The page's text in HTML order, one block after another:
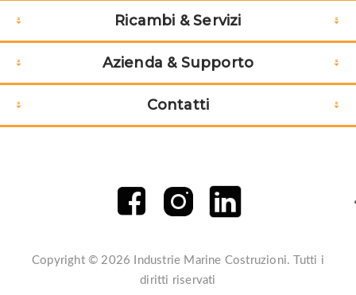
Ricambi & Servizi
Azienda & Supporto
Contatti
Copyright © 2026 Industrie Marine Costruzioni. Tutti i
diritti riservati